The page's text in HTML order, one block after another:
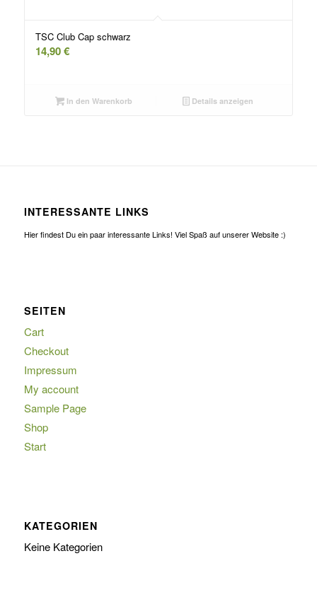
TSC Club Cap schwarz
14,90€
In den Warenkorb Details anzeigen
INTERESSANTE LINKS
Hier findest Du ein paar interessante Links! Viel Spaß auf unserer Website :)
SEITEN
Cart
Checkout
Impressum
My account
Sample Page
Shop
Start
KATEGORIEN
Keine Kategorien